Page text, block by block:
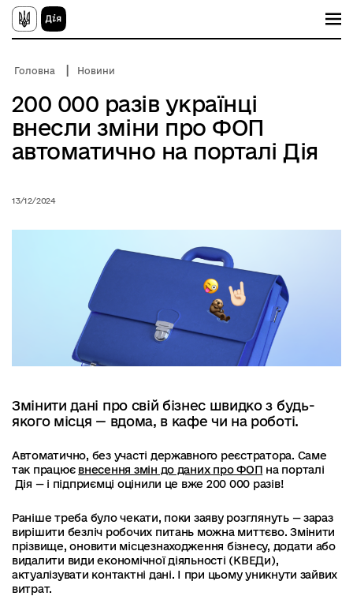
П
е
р
й
д
о
н
о
о
Головна Новини
200 000 разів українці
внесли зміни про ФОП
автоматично на порталі Дія
13/12/2024
Змінити дані про свій бізнес швидко з будь-
якого місця — вдома, в кафе чи на роботі.
Автоматично, без участі державного реєстратора. Саме
так працює внесення змін до даних про ФОП на порталі
Дія — і підприємці оцінили це вже 200 000 разів!
Раніше треба було чекати, поки заяву розглянуть — зараз
вирішити безліч робочих питань можна миттєво. Змінити
прізвище, оновити місцезнаходження бізнесу, додати або
видалити види економічної діяльності (КВЕДи),
актуалізувати контактні дані. І при цьому уникнути зайвих
витрат.